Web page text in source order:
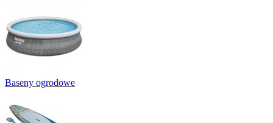
Baseny ogrodowe